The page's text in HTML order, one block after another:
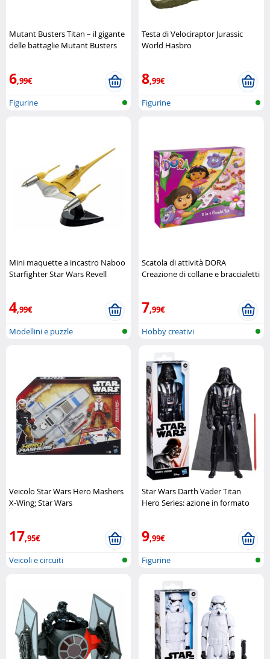
Mutant Busters Titan – il gigante
delle battaglie Mutant Busters
6,99€
Figurine
Testa di Velociraptor Jurassic
World Hasbro
8,99€
Figurine
Mini maquette a incastro Naboo
Starfighter Star Wars Revell
4,99€
Modellini e puzzle
Scatola di attività DORA
Creazione di collane e braccialetti
7,99€
Hobby creativi
Veicolo Star Wars Hero Mashers
X-Wing; Star Wars
17,95€
Veicoli e circuiti
Star Wars Darth Vader Titan
Hero Series: azione in formato
9,99€
Figurine